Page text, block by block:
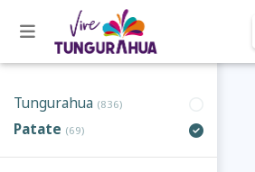
Tungurahua (836)
Patate (69)